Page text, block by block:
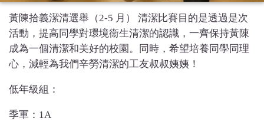
黃陳拾義潔清選舉（2-5 月） 清潔比賽目的是透過是次
活動，提高同學對環境衞生清潔的認識，一齊保持黃陳
成為一個清潔和美好的校園。同時，希望培養同學同理
心，減輕為我們辛勞清潔的工友叔叔姨姨！
低年級組：
季軍：1A